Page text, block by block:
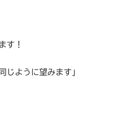
す！
じように望みます」